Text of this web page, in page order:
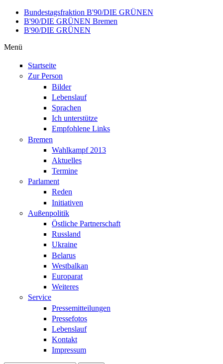
Direkt zum Inhalt
Bundestagsfraktion B'90/DIE GRÜNEN
B'90/DIE GRÜNEN Bremen
B'90/DIE GRÜNEN
Menü
Startseite
Zur Person
Bilder
Lebenslauf
Sprachen
Ich unterstütze
Empfohlene Links
Bremen
Wahlkampf 2013
Aktuelles
Termine
Parlament
Reden
Initiativen
Außenpolitik
Östliche Partnerschaft
Russland
Ukraine
Belarus
Westbalkan
Europarat
Weiteres
Service
Pressemitteilungen
Pressefotos
Lebenslauf
Kontakt
Impressum